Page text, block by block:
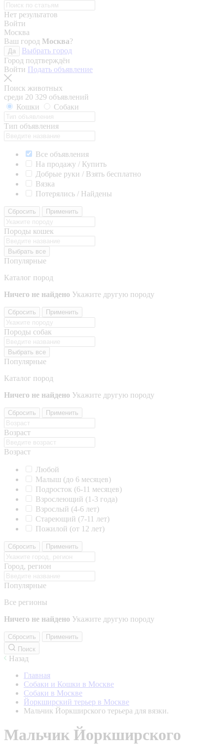
Нет результатов
Войти
Москва
Ваш город Москва?
Да
Выбрать город
Город подтверждён
Войти Подать объявление
Поиск животных
среди 20 329 объявлений
Кошки
Собаки
Тип объявления
Все объявления
На продажу / Купить
Добрые руки / Взять бесплатно
Вязка
Потерялись / Найдены
Сбросить Применить
Породы кошек
Выбрать все
Популярные
Каталог пород
Ничего не найдено Укажите другую породу
Сбросить Применить
Породы собак
Выбрать все
Популярные
Каталог пород
Ничего не найдено Укажите другую породу
Сбросить Применить
Возраст
Возраст
Любой
Малыш (до 6 месяцев)
Подросток (6-11 месяцев)
Взрослеющий (1-3 года)
Взрослый (4-6 лет)
Стареющий (7-11 лет)
Пожилой (от 12 лет)
Сбросить Применить
Город, регион
Популярные
Все регионы
Ничего не найдено Укажите другую породу
Сбросить
Применить
Поиск
Назад
Главная
Собаки и Кошки в Москве
Собаки в Москве
Йоркширский терьер в Москве
Мальчик Йоркширского терьера для вязки.
Мальчик Йоркширского